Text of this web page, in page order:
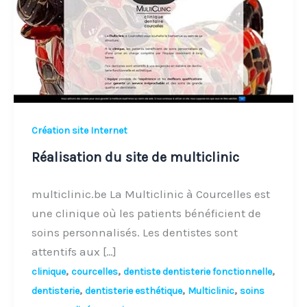
Création site Internet
Réalisation du site de multiclinic
multiclinic.be La Multiclinic à Courcelles est
une clinique où les patients bénéficient de
soins personnalisés. Les dentistes sont
attentifs aux […]
clinique, courcelles, dentiste dentisterie fonctionnelle,
dentisterie, dentisterie esthétique, Multiclinic, soins